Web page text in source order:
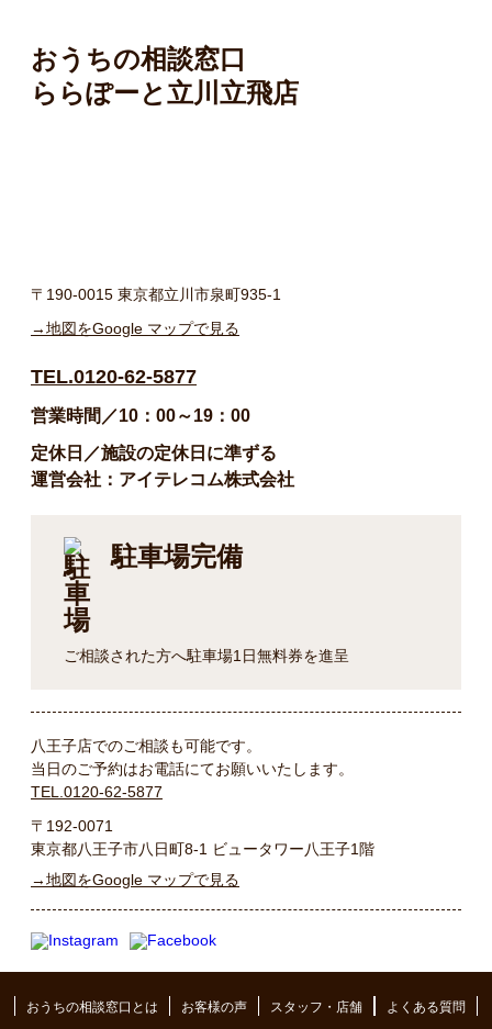
おうちの相談窓口
ららぽーと立川立飛店
〒190-0015 東京都立川市泉町935-1
→地図をGoogle マップで見る
TEL.0120-62-5877
営業時間／10：00～19：00
定休日／施設の定休日に準ずる
運営会社：アイテレコム株式会社
駐車場完備
ご相談された方へ駐車場1日無料券を進呈
八王子店でのご相談も可能です。
当日のご予約はお電話にてお願いいたします。
TEL.0120-62-5877
〒192-0071
東京都八王子市八日町8-1 ビュータワー八王子1階
→地図をGoogle マップで見る
おうちの相談窓口とは お客様の声 スタッフ・店舗 よくある質問